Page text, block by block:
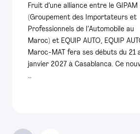
Fruit d’une alliance entre le GIPAM
(Groupement des Importateurs et
Professionnels de l’Automobile au
Maroc) et EQUIP AUTO, EQUIP
Maroc-MAT fera ses débuts du 21
janvier 2027 à Casablanca. Ce
…